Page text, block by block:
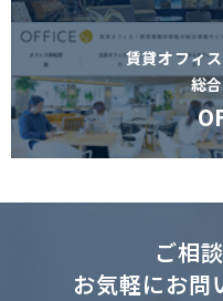
賃貸オフィ
総
ご相
お気軽にお問